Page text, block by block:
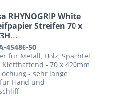
RHYNOGRIP White
Streifen 70 x
45486-50
für Metall, Holz, Spachtel
Kletthaftend - 70 x 420mm
- sehr lange
Hand und